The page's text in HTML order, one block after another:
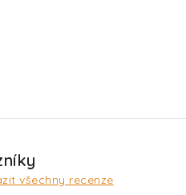
všechny recenze